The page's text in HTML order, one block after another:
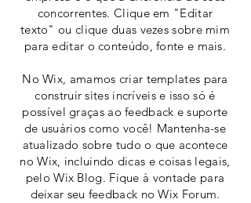
concorrentes. Clique em "Editar
texto" ou clique duas vezes sobre mim
para editar o conteúdo, fonte e mais.
No Wix, amamos criar templates para
construir sites incríveis e isso só é
possível graças ao feedback e suporte
de usuários como você! Mantenha-se
atualizado sobre tudo o que acontece
no Wix, incluindo dicas e coisas legais,
pelo Wix Blog. Fique à vontade para
deixar seu feedback no Wix Forum.